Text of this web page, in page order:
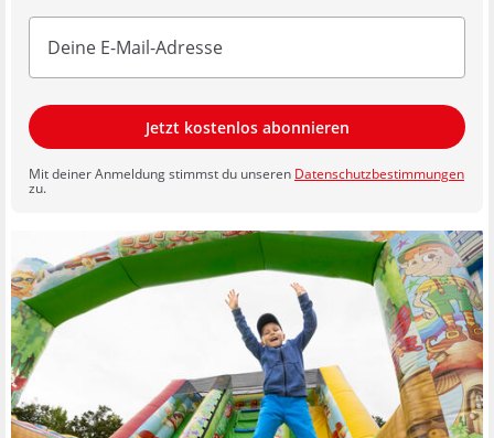
Jetzt kostenlos abonnieren
Mit deiner Anmeldung stimmst du unseren Datenschutzbestimmungen
zu.